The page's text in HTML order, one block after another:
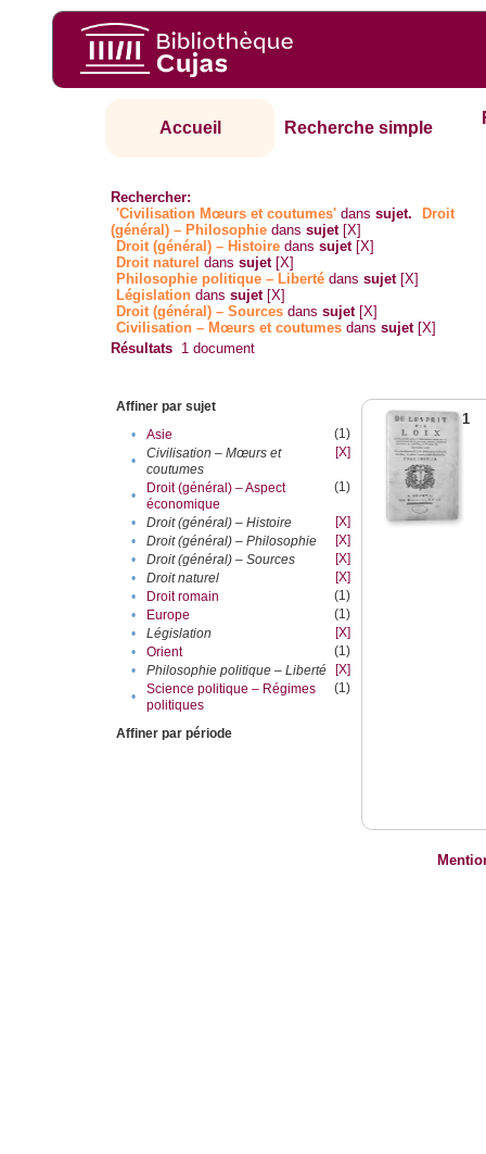
Accueil Recherche simple
Rechercher:
'Civilisation Mœurs et coutumes' danssujet.
Droit
(général) – Philosophie danssujet [X]
Droit (général) – Histoire danssujet [X]
Droit naturel danssujet [X]
Philosophie politique – Liberté danssujet [X]
Législation danssujet [X]
Droit (général) – Sources danssujet [X]
Civilisation – Mœurs et coutumes danssujet [X]
Résultats 1 document
Affiner par sujet
•
Asie
(1)
•
Civilisation – Mœurs et
coutumes
[X]
•
Droit (général) – Aspect
économique
(1)
• Droit (général) – Histoire
[X]
•
Droit (général) – Philosophie
[X]
•
Droit (général) – Sources
[X]
•
Droit naturel
[X]
•
Droit romain
(1)
•
Europe
(1)
•
Législation
[X]
•
Orient
(1)
•
Philosophie politique – Liberté
[X]
•
Science politique – Régimes
politiques
(1)
Affiner par période
1